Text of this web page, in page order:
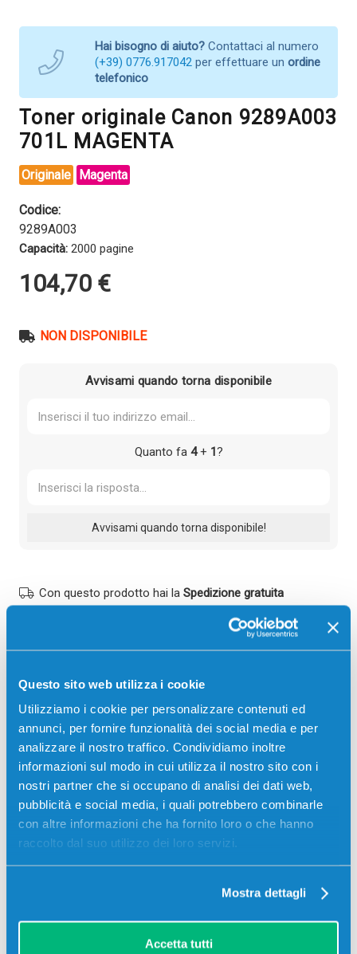
Questo sito web utilizza i cookie
Utilizziamo i cookie per personalizzare contenuti ed
annunci, per fornire funzionalità dei social media e per
analizzare il nostro traffico. Condividiamo inoltre
informazioni sul modo in cui utilizza il nostro sito con i
nostri partner che si occupano di analisi dei dati web,
pubblicità e social media, i quali potrebbero combinarle
con altre informazioni che ha fornito loro o che hanno
raccolto dal suo utilizzo dei loro servizi.
Mostra dettagli
Accetta tutti
Hai bisogno di aiuto? Contattaci al numero
(+39) 0776.917042 per effettuare un ordine
telefonico
Toner originale Canon 9289A003
701L MAGENTA
Originale Magenta
Codice:
9289A003
Capacità: 2000 pagine
104,70 €
NON DISPONIBILE
Avvisami quando torna disponibile
Quanto fa 4+ 1?
Con questo prodotto hai la Spedizione gratuita
Garanzia Adam
PUOI PAGARE CON:
PayPal
Carta di credito
Contrassegno
Bonifico bancario
Descrizione
Toner originale Canon 9289A003 701L MAGENTA